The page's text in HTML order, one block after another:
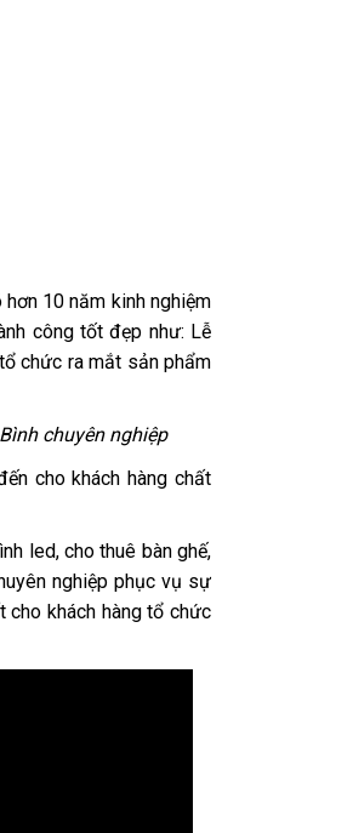
10 năm kinh nghiệm
công tốt đẹp như: Lễ
chức ra mắt sản phẩm
chuyên nghiệp
cho khách hàng chất
led, cho thuê bàn ghế,
nghiệp phục vụ sự
cho khách hàng tổ chức